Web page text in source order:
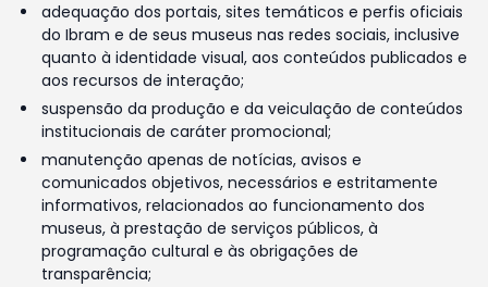
adequação dos portais, sites temáticos e perfis oficiais
do Ibram e de seus museus nas redes sociais, inclusive
quanto à identidade visual, aos conteúdos publicados e
aos recursos de interação;
suspensão da produção e da veiculação de conteúdos
institucionais de caráter promocional;
manutenção apenas de notícias, avisos e
comunicados objetivos, necessários e estritamente
informativos, relacionados ao funcionamento dos
museus, à prestação de serviços públicos, à
programação cultural e às obrigações de
transparência;